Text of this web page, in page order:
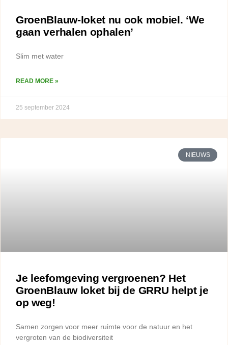
GroenBlauw-loket nu ook mobiel. ‘We
gaan verhalen ophalen’
Slim met water
READ MORE »
25 september 2024
NIEUWS
Je leefomgeving vergroenen? Het
GroenBlauw loket bij de GRRU helpt je
op weg!
Samen zorgen voor meer ruimte voor de natuur en het
vergroten van de biodiversiteit